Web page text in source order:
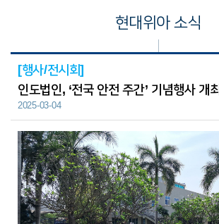
현대위아 소식
[행사/전시회]
인도법인, ‘전국 안전 주간’ 기념행사 개최
2025-03-04